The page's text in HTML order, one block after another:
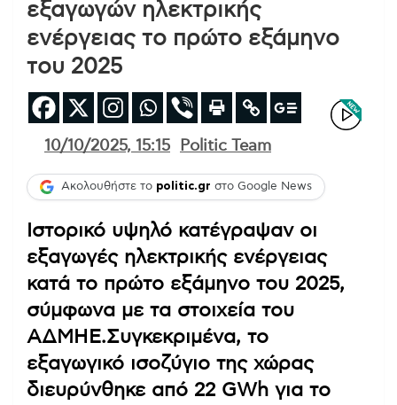
εξαγωγών ηλεκτρικής
ενέργειας το πρώτο εξάμηνο
του 2025
10/10/2025, 15:15 Politic Team
Ακολουθήστε το politic.gr στο Google News
Ιστορικό υψηλό κατέγραψαν οι
εξαγωγές ηλεκτρικής ενέργειας
κατά το πρώτο εξάμηνο του 2025,
σύμφωνα με τα στοιχεία του
ΑΔΜΗΕ.Συγκεκριμένα, το
εξαγωγικό ισοζύγιο της χώρας
διευρύνθηκε από 22 GWh για το